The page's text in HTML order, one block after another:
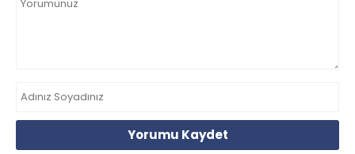
Yorumu Kaydet